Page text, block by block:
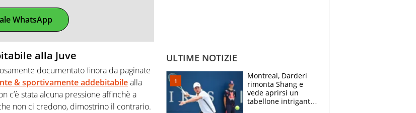
WhatsApp
alla Juve
documentato finora da paginate
& sportivamente addebitabilealla
c’è stata alcuna pressione affinchè a
non ci credono, dimostrino il contrario.
ULTIME NOTIZIE
Montreal, Darderi
rimonta Shang e
vede aprirsi un
tabellone intrigante: